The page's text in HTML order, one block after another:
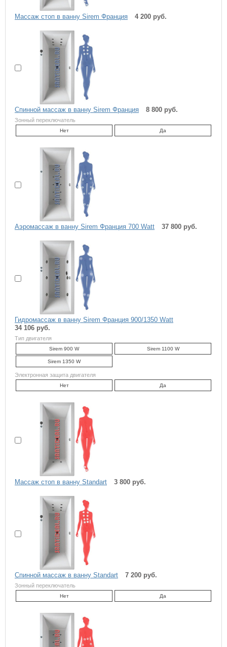
Массаж стоп в ванну Sirem Франция 4 200 руб.
Спинной массаж в ванну Sirem Франция 8 800 руб.
Зонный переключатель
Нет Да
Аэромассаж в ванну Sirem Франция 700 Watt 37 800 руб.
Гидромассаж в ванну Sirem Франция 900/1350 Watt
34 106 руб.
Тип двигателя
Sirem 900 W Sirem 1100 W
Sirem 1350 W
Электронная защита двигателя
Нет Да
Массаж стоп в ванну Standart 3 800 руб.
Спинной массаж в ванну Standart 7 200 руб.
Зонный переключатель
Нет Да